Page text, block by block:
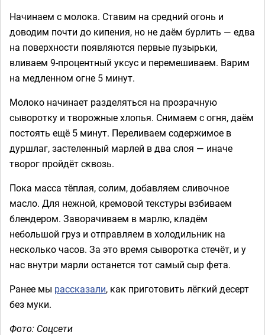
Начинаем с молока. Ставим на средний огонь и
доводим почти до кипения, но не даём бурлить — едва
на поверхности появляются первые пузырьки,
вливаем 9-процентный уксус и перемешиваем. Варим
на медленном огне 5 минут.
Молоко начинает разделяться на прозрачную
сыворотку и творожные хлопья. Снимаем с огня, даём
постоять ещё 5 минут. Переливаем содержимое в
дуршлаг, застеленный марлей в два слоя — иначе
творог пройдёт сквозь.
Пока масса тёплая, солим, добавляем сливочное
масло. Для нежной, кремовой текстуры взбиваем
блендером. Заворачиваем в марлю, кладём
небольшой груз и отправляем в холодильник на
несколько часов. За это время сыворотка стечёт, и у
нас внутри марли останется тот самый сыр фета.
Ранее мы рассказали, как приготовить лёгкий десерт
без муки.
Фото: Соцсети